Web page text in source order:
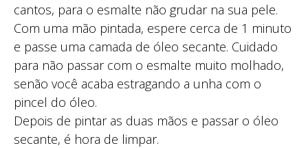
cantos, para o esmalte não grudar na sua pele.
Com uma mão pintada, espere cerca de 1 minuto
e passe uma camada de óleo secante. Cuidado
para não passar com o esmalte muito molhado,
senão você acaba estragando a unha com o
pincel do óleo.
Depois de pintar as duas mãos e passar o óleo
secante, é hora de limpar.